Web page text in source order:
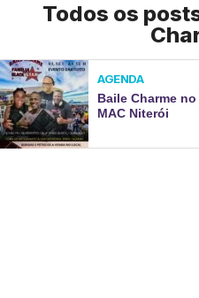
Todos os
AGENDA
Baile Charme no
MAC Niterói